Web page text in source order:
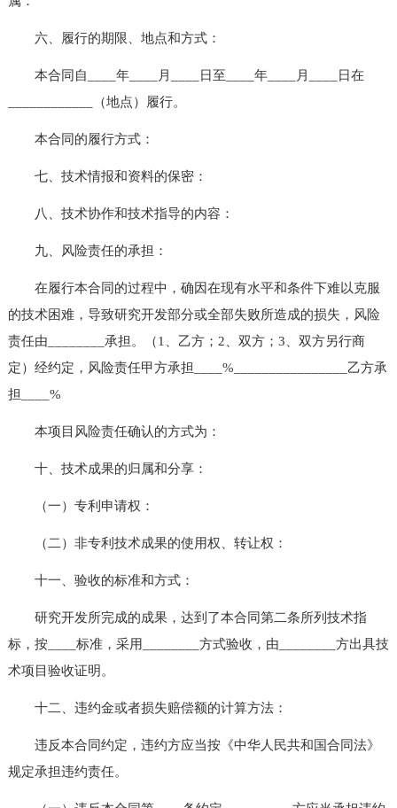
六、履行的期限、地点和方式：
本合同自____年____月____日至____年____月____日在
____________（地点）履行。
本合同的履行方式：
七、技术情报和资料的保密：
八、技术协作和技术指导的内容：
九、风险责任的承担：
在履行本合同的过程中，确因在现有水平和条件下难以克服
的技术困难，导致研究开发部分或全部失败所造成的损失，风险
责任由________承担。（1、乙方；2、双方；3、双方另行商
定）经约定，风险责任甲方承担____%________________乙方承
担____%
本项目风险责任确认的方式为：
十、技术成果的归属和分享：
（一）专利申请权：
（二）非专利技术成果的使用权、转让权：
十一、验收的标准和方式：
研究开发所完成的成果，达到了本合同第二条所列技术指
标，按____标准，采用________方式验收，由________方出具技
术项目验收证明。
十二、违约金或者损失赔偿额的计算方法：
违反本合同约定，违约方应当按《中华人民共和国合同法》
规定承担违约责任。